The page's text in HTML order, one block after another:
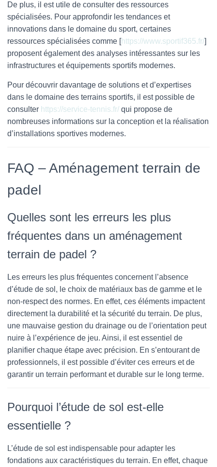
De plus, il est utile de consulter des ressources
spécialisées. Pour approfondir les tendances et
innovations dans le domaine du sport, certaines
ressources spécialisées comme [https://www.sportif365.fr/]
proposent également des analyses intéressantes sur les
infrastructures et équipements sportifs modernes.
Pour découvrir davantage de solutions et d’expertises
dans le domaine des terrains sportifs, il est possible de
consulter https://service-tennis.fr/ qui propose de
nombreuses informations sur la conception et la réalisation
d’installations sportives modernes.
FAQ – Aménagement terrain de
padel
Quelles sont les erreurs les plus
fréquentes dans un aménagement
terrain de padel ?
Les erreurs les plus fréquentes concernent l’absence
d’étude de sol, le choix de matériaux bas de gamme et le
non-respect des normes. En effet, ces éléments impactent
directement la durabilité et la sécurité du terrain. De plus,
une mauvaise gestion du drainage ou de l’orientation peut
nuire à l’expérience de jeu. Ainsi, il est essentiel de
planifier chaque étape avec précision. En s’entourant de
professionnels, il est possible d’éviter ces erreurs et de
garantir un terrain performant et durable sur le long terme.
Pourquoi l’étude de sol est-elle
essentielle ?
L’étude de sol est indispensable pour adapter les
fondations aux caractéristiques du terrain. En effet, chaque